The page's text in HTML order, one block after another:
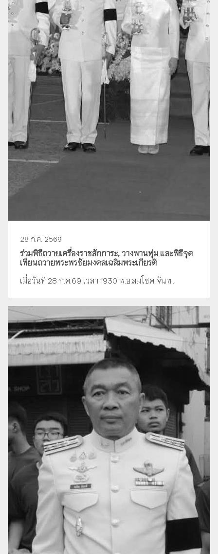
28 ก.ค. 2569
ร่วมพิธีถวายเครื่องราชสักการะ, วางพานพุ่ม และพิธีจุด
เทียนถวายพระพรชัยมงคลเฉลิมพระเกียรติ
เมื่อวันที่ 28 ก.ค.69 เวลา 1930 พ.อ.สมโชค จันท...